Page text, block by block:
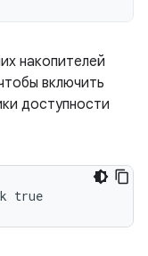
накопителей
включить
доступности